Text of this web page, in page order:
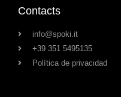
Contacts
info@spoki.it
+39 351 5495135
Política de privacidad